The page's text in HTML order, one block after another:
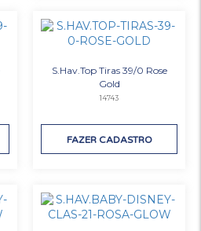
S.Hav.Top Tiras 39/0 Rose
Gold
14743
FAZER CADASTRO